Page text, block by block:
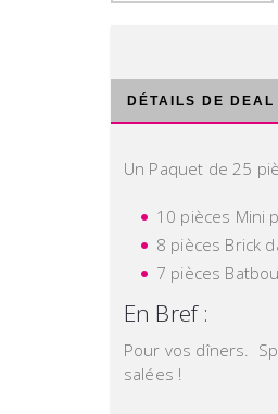
DÉTAILS DE DEAL
Un Paquet de 25
10 pièces Mini
8 pièces Brick
7 pièces
En Bref :
Pour vos dîners.
salées !